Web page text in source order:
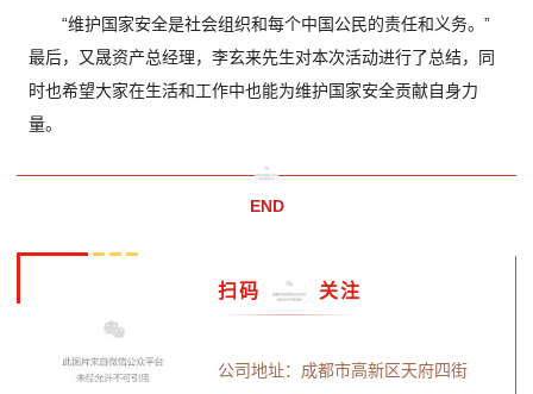
“维护国家安全是社会组织和每个中国公民的责任和义务。”
最后，又晟资产总经理，李玄来先生对本次活动进行了总结，同
时也希望大家在生活和工作中也能为维护国家安全贡献自身力
量。
END
扫码 关注
公司地址：成都市高新区天府四街